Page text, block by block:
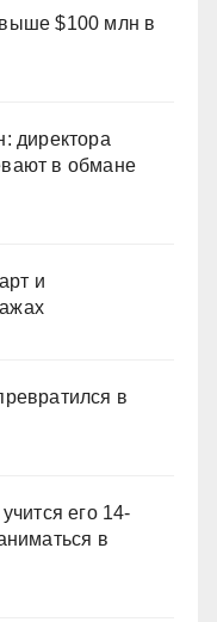
$100 млн в
директора
в обмане
и
в
его 14-
в